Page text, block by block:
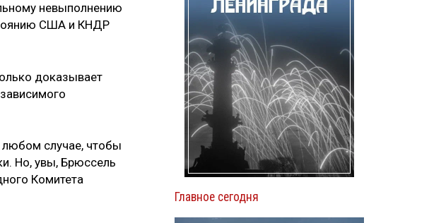
невыполнению
США и КНДР
доказывает
любом случае, чтобы
Но, увы, Брюссель
Комитета
Главное сегодня